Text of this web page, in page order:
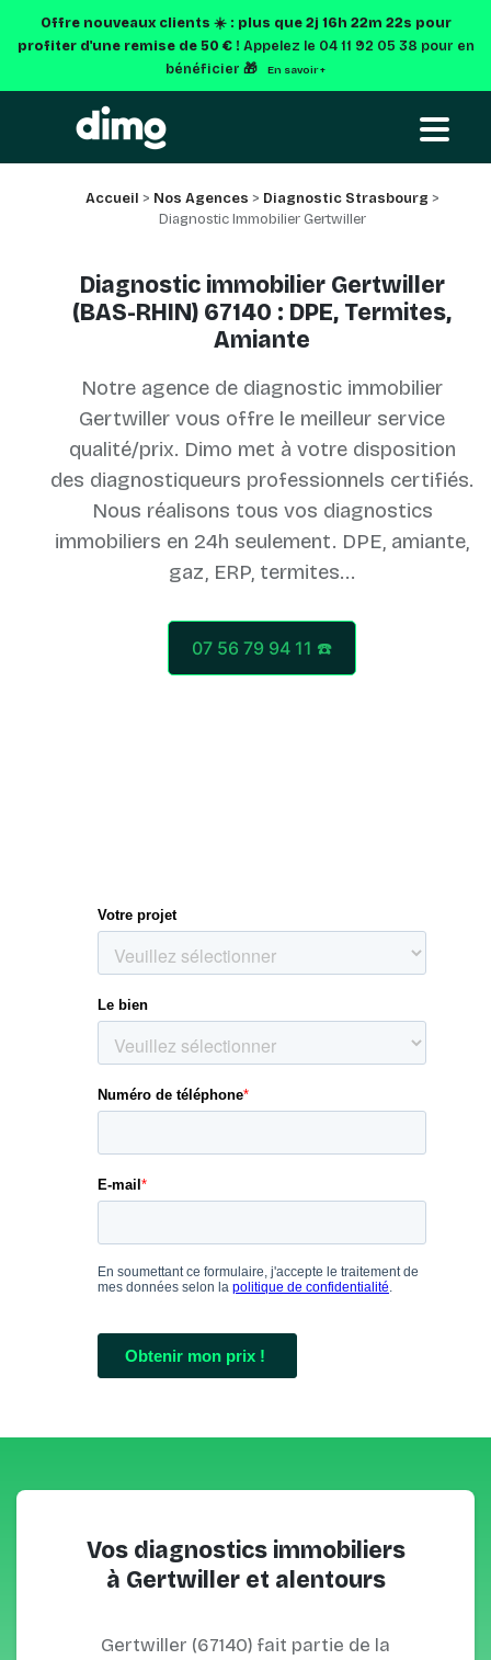
Offre nouveaux clients ☀️ : plus que 2j 16h 22m 22s pour
profiter d'une remise de 50 € ! Appelez le 04 11 92 05 38 pour en
bénéficier 🎁
En savoir +
Accueil > Nos Agences > Diagnostic Strasbourg >
Diagnostic Immobilier Gertwiller
Diagnostic immobilier Gertwiller
(BAS-RHIN) 67140 : DPE, Termites,
Amiante
Notre agence de diagnostic immobilier
Gertwiller vous offre le meilleur service
qualité/prix. Dimo met à votre disposition
des diagnostiqueurs professionnels certifiés.
Nous réalisons tous vos diagnostics
immobiliers en 24h seulement. DPE, amiante,
07 56 79 94 11 ☎️
Vos diagnostics immobiliers
à Gertwiller et alentours
Gertwiller (67140) fait partie de la